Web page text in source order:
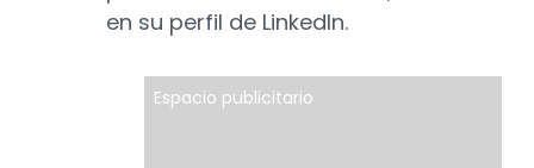
en su perfil de LinkedIn.
Espacio publicitario